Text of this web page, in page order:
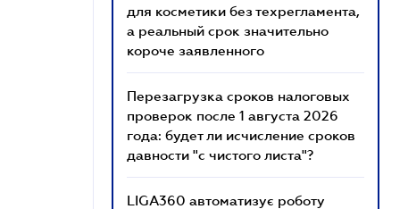
для косметики без техрегламента,
а реальный срок значительно
короче заявленного
Перезагрузка сроков налоговых
проверок после 1 августа 2026
года: будет ли исчисление сроков
давности "с чистого листа"?
LIGA360 автоматизує роботу